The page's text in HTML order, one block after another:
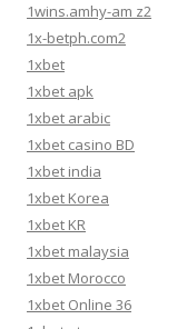
1wins.amhy-am z2
1x-betph.com2
1xbet
1xbet apk
1xbet arabic
1xbet casino BD
1xbet india
1xbet Korea
1xbet KR
1xbet malaysia
1xbet Morocco
1xbet Online 36